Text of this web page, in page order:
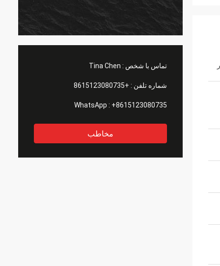
تماس با شخص : Tina Chen
شماره تلفن : +8615123080735
WhatsApp : +8615123080735
مخاطب